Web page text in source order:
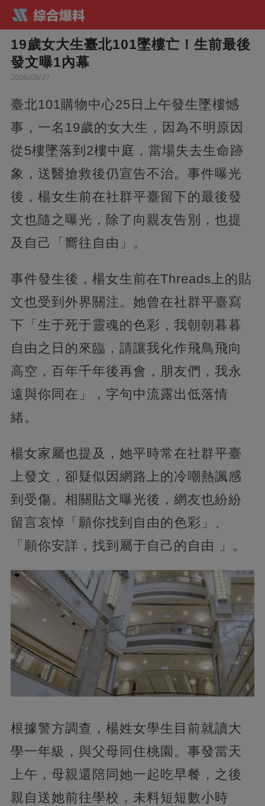
19歲女大生臺北101墜樓亡！生前最後
發文曝1內幕
2026/05/27
臺北101購物中心25日上午發生墜樓憾
事，一名19歲的女大生，因為不明原因
從5樓墜落到2樓中庭，當場失去生命跡
象，送醫搶救後仍宣告不治。事件曝光
後，楊女生前在社群平臺留下的最後發
文也隨之曝光，除了向親友告別，也提
及自己「嚮往自由」。
事件發生後，楊女生前在Threads上的貼
文也受到外界關注。她曾在社群平臺寫
下「生于死于靈魂的色彩，我朝朝暮暮
自由之日的來臨，請讓我化作飛鳥飛向
高空，百年千年後再會，朋友們，我永
遠與你同在」，字句中流露出低落情
緒。
楊女家屬也提及，她平時常在社群平臺
上發文，卻疑似因網路上的冷嘲熱諷感
到受傷。相關貼文曝光後，網友也紛紛
留言哀悼「願你找到自由的色彩」、
「願你安詳，找到屬于自己的自由 」。
根據警方調查，楊姓女學生目前就讀大
學一年級，與父母同住桃園。事發當天
上午，母親還陪同她一起吃早餐，之後
親自送她前往學校，未料短短數小時